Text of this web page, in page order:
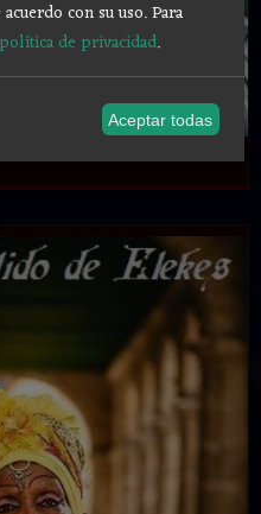
con su uso.Para
política de privacidad.
Aceptar todas